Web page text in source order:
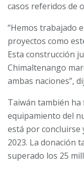
casos referidos de
“Hemos trabajado
proyectos como
Esta construcción
Chimaltenango
ambas naciones”,
Taiwán también ha
equipamiento del
está por concluirse
2023. La donación
superado los 25